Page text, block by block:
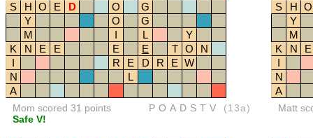
S
H O E D O
G
Y
O
G
M
I L
Y
K
N E E E E T O
N
I
R E D R E W
N
L
A
Mom scored 31 points
Safe V!
POADSTV (13a)
S
H O
Y
M
K
N
E
I
N
A
Matt